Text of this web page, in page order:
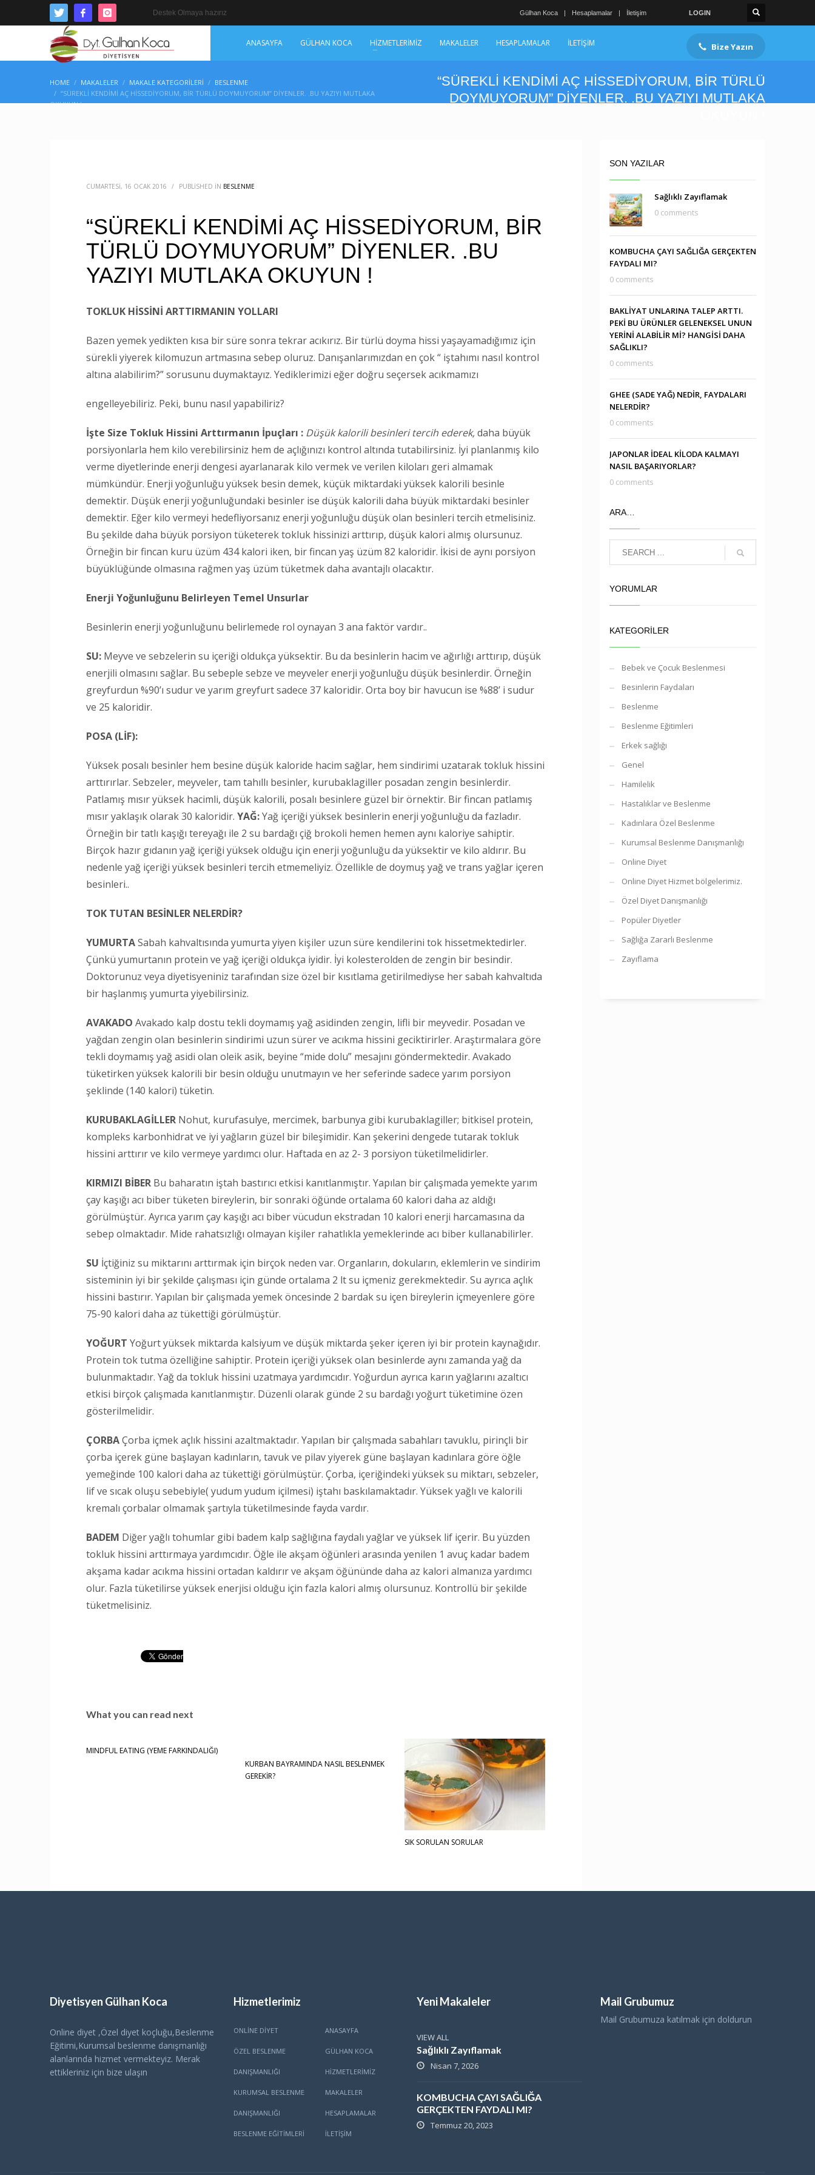
Destek Olmaya hazırız Gülhan Koca Hesaplamalar İletişim LOGIN
ANASAYFA GÜLHAN KOCA HİZMETLERİMİZ MAKALELER HESAPLAMALAR İLETİŞİM Bize Yazın
HOME MAKALELER MAKALE KATEGORILERI
BESLENME
“SÜREKLİ KENDİMİ AÇ HİSSEDİYORUM, BİR TÜRLÜ DOYMUYORUM” DİYENLER. .BU YAZIYI MUTLAKA
OKUYUN !
“SÜREKLİ KENDİMİ AÇ HİSSEDİYORUM, BİR TÜRLÜ
DOYMUYORUM” DİYENLER. .BU YAZIYI MUTLAKA
CUMARTESI, 16 OCAK 2016 / PUBLISHED IN BESLENME
“SÜREKLİ KENDİMİ AÇ HİSSEDİYORUM, BİR
TÜRLÜ DOYMUYORUM” DİYENLER. .BU
YAZIYI MUTLAKA OKUYUN !
TOKLUK HİSSİNİ ARTTIRMANIN YOLLARI
Bazen yemek yedikten kısa bir süre sonra tekrar acıkırız. Bir türlü doyma hissi yaşayamadığımız için
sürekli yiyerek kilomuzun artmasına sebep oluruz. Danışanlarımızdan en çok “ iştahımı nasıl kontrol
altına alabilirim?” sorusunu duymaktayız. Yediklerimizi eğer doğru seçersek acıkmamızı
engelleyebiliriz. Peki, bunu nasıl yapabiliriz?
İşte Size Tokluk Hissini Arttırmanın İpuçları : Düşük kalorili besinleri tercih ederek,daha büyük
porsiyonlarla hem kilo verebilirsiniz hem de açlığınızı kontrol altında tutabilirsiniz. İyi planlanmış kilo
verme diyetlerinde enerji dengesi ayarlanarak kilo vermek ve verilen kiloları geri almamak
mümkündür. Enerji yoğunluğu yüksek besin demek, küçük miktardaki yüksek kalorili besinle
demektir. Düşük enerji yoğunluğundaki besinler ise düşük kalorili daha büyük miktardaki besinler
demektir. Eğer kilo vermeyi hedefliyorsanız enerji yoğunluğu düşük olan besinleri tercih etmelisiniz.
Bu şekilde daha büyük porsiyon tüketerek tokluk hissinizi arttırıp, düşük kalori almış olursunuz.
Örneğin bir fincan kuru üzüm 434 kalori iken, bir fincan yaş üzüm 82 kaloridir. İkisi de aynı porsiyon
büyüklüğünde olmasına rağmen yaş üzüm tüketmek daha avantajlı olacaktır.
Enerji Yoğunluğunu Belirleyen Temel Unsurlar
Besinlerin enerji yoğunluğunu belirlemede rol oynayan 3 ana faktör vardır..
SU: Meyve ve sebzelerin su içeriği oldukça yüksektir. Bu da besinlerin hacim ve ağırlığı arttırıp, düşük
enerjili olmasını sağlar. Bu sebeple sebze ve meyveler enerji yoğunluğu düşük besinlerdir. Örneğin
greyfurdun %90’ı sudur ve yarım greyfurt sadece 37 kaloridir. Orta boy bir havucun ise %88’ i sudur
ve 25 kaloridir.
POSA (LİF):
Yüksek posalı besinler hem besine düşük kaloride hacim sağlar, hem sindirimi uzatarak tokluk hissini
arttırırlar. Sebzeler, meyveler, tam tahıllı besinler, kurubaklagiller posadan zengin besinlerdir.
Patlamış mısır yüksek hacimli, düşük kalorili, posalı besinlere güzel bir örnektir. Bir fincan patlamış
mısır yaklaşık olarak 30 kaloridir. YAĞ:Yağ içeriği yüksek besinlerin enerji yoğunluğu da fazladır.
Örneğin bir tatlı kaşığı tereyağı ile 2 su bardağı çiğ brokoli hemen hemen aynı kaloriye sahiptir.
Birçok hazır gıdanın yağ içeriği yüksek olduğu için enerji yoğunluğu da yüksektir ve kilo aldırır. Bu
nedenle yağ içeriği yüksek besinleri tercih etmemeliyiz. Özellikle de doymuş yağ ve trans yağlar içeren
besinleri..
TOK TUTAN BESİNLER NELERDİR?
YUMURTASabah kahvaltısında yumurta yiyen kişiler uzun süre kendilerini tok hissetmektedirler.
Çünkü yumurtanın protein ve yağ içeriği oldukça iyidir. İyi kolesterolden de zengin bir besindir.
Doktorunuz veya diyetisyeniniz tarafından size özel bir kısıtlama getirilmediyse her sabah kahvaltıda
bir haşlanmış yumurta yiyebilirsiniz.
AVAKADO Avakado kalp dostu tekli doymamış yağ asidinden zengin, lifli bir meyvedir. Posadan ve
yağdan zengin olan besinlerin sindirimi uzun sürer ve acıkma hissini geciktirirler. Araştırmalara göre
tekli doymamış yağ asidi olan oleik asik, beyine “mide dolu” mesajını göndermektedir. Avakado
tüketirken yüksek kalorili bir besin olduğu unutmayın ve her seferinde sadece yarım porsiyon
şeklinde (140 kalori) tüketin.
KURUBAKLAGİLLER Nohut, kurufasulye, mercimek, barbunya gibi kurubaklagiller; bitkisel protein,
kompleks karbonhidrat ve iyi yağların güzel bir bileşimidir. Kan şekerini dengede tutarak tokluk
hissini arttırır ve kilo vermeye yardımcı olur. Haftada en az 2- 3 porsiyon tüketilmelidirler.
KIRMIZI BİBER Bu baharatın iştah bastırıcı etkisi kanıtlanmıştır. Yapılan bir çalışmada yemekte yarım
çay kaşığı acı biber tüketen bireylerin, bir sonraki öğünde ortalama 60 kalori daha az aldığı
görülmüştür. Ayrıca yarım çay kaşığı acı biber vücudun ekstradan 10 kalori enerji harcamasına da
sebep olmaktadır. Mide rahatsızlığı olmayan kişiler rahatlıkla yemeklerinde acı biber kullanabilirler.
SU İçtiğiniz su miktarını arttırmak için birçok neden var. Organların, dokuların, eklemlerin ve sindirim
sisteminin iyi bir şekilde çalışması için günde ortalama 2 lt su içmeniz gerekmektedir. Su ayrıca açlık
hissini bastırır. Yapılan bir çalışmada yemek öncesinde 2 bardak su içen bireylerin içmeyenlere göre
75-90 kalori daha az tükettiği görülmüştür.
YOĞURT Yoğurt yüksek miktarda kalsiyum ve düşük miktarda şeker içeren iyi bir protein kaynağıdır.
Protein tok tutma özelliğine sahiptir. Protein içeriği yüksek olan besinlerde aynı zamanda yağ da
bulunmaktadır. Yağ da tokluk hissini uzatmaya yardımcıdır. Yoğurdun ayrıca karın yağlarını azaltıcı
etkisi birçok çalışmada kanıtlanmıştır. Düzenli olarak günde 2 su bardağı yoğurt tüketimine özen
gösterilmelidir.
ÇORBAÇorba içmek açlık hissini azaltmaktadır. Yapılan bir çalışmada sabahları tavuklu, pirinçli bir
çorba içerek güne başlayan kadınların, tavuk ve pilav yiyerek güne başlayan kadınlara göre öğle
yemeğinde 100 kalori daha az tükettiği görülmüştür. Çorba, içeriğindeki yüksek su miktarı, sebzeler,
lif ve sıcak oluşu sebebiyle( yudum yudum içilmesi) iştahı baskılamaktadır. Yüksek yağlı ve kalorili
kremalı çorbalar olmamak şartıyla tüketilmesinde fayda vardır.
BADEM Diğer yağlı tohumlar gibi badem kalp sağlığına faydalı yağlar ve yüksek lif içerir. Bu yüzden
tokluk hissini arttırmaya yardımcıdır. Öğle ile akşam öğünleri arasında yenilen 1 avuç kadar badem
akşama kadar acıkma hissini ortadan kaldırır ve akşam öğününde daha az kalori almanıza yardımcı
olur. Fazla tüketilirse yüksek enerjisi olduğu için fazla kalori almış olursunuz. Kontrollü bir şekilde
tüketmelisiniz.
What you can read next
MINDFUL EATING (YEME FARKINDALIĞI)
KURBAN BAYRAMINDA NASIL BESLENMEK
GEREKİR?
SIK SORULAN SORULAR
SON YAZILAR
Sağlıklı Zayıflamak
0 comments
KOMBUCHA ÇAYI SAĞLIĞA GERÇEKTEN
FAYDALI MI?
0 comments
BAKLİYAT UNLARINA TALEP ARTTI.
PEKİ BU ÜRÜNLER GELENEKSEL UNUN
YERİNİ ALABİLİR Mİ? HANGİSİ DAHA
SAĞLIKLI?
0 comments
GHEE (SADE YAĞ) NEDİR, FAYDALARI
NELERDİR?
0 comments
JAPONLAR İDEAL KİLODA KALMAYI
NASIL BAŞARIYORLAR?
0 comments
ARA…
YORUMLAR
KATEGORILER
Bebek ve Çocuk Beslenmesi
Besinlerin Faydaları
Beslenme
Beslenme Eğitimleri
Erkek sağlığı
Genel
Hamilelik
Hastalıklar ve Beslenme
Kadınlara Özel Beslenme
Kurumsal Beslenme Danışmanlığı
Online Diyet
Online Diyet Hizmet bölgelerimiz.
Özel Diyet Danışmanlığı
Popüler Diyetler
Sağlığa Zararlı Beslenme
Zayıflama
Diyetisyen Gülhan Koca
Online diyet ,Özel diyet koçluğu,Beslenme
Eğitimi,Kurumsal beslenme danışmanlığı
alanlarında hizmet vermekteyiz. Merak
ettikleriniz için bize ulaşın
Hizmetlerimiz
ONLINE DIYET
ÖZEL BESLENME
DANIŞMANLIĞI
KURUMSAL BESLENME
DANIŞMANLIĞI
BESLENME EĞITIMLERI
ANASAYFA
GÜLHAN KOCA
HİZMETLERİMİZ
MAKALELER
HESAPLAMALAR
İLETİŞİM
Yeni Makaleler
VIEW ALL
Sağlıklı Zayıflamak
Nisan 7, 2026
KOMBUCHA ÇAYI SAĞLIĞA
GERÇEKTEN FAYDALI MI?
Temmuz 20, 2023
Mail Grubumuz
Mail Grubumuza katılmak için doldurun